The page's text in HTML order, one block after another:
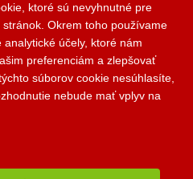
ktoré sú nevyhnutné pre
Okrem toho používame
účely, ktoré nám
preferenciám a zlepšovať
súborov cookie nesúhlasíte,
nebude mať vplyv na